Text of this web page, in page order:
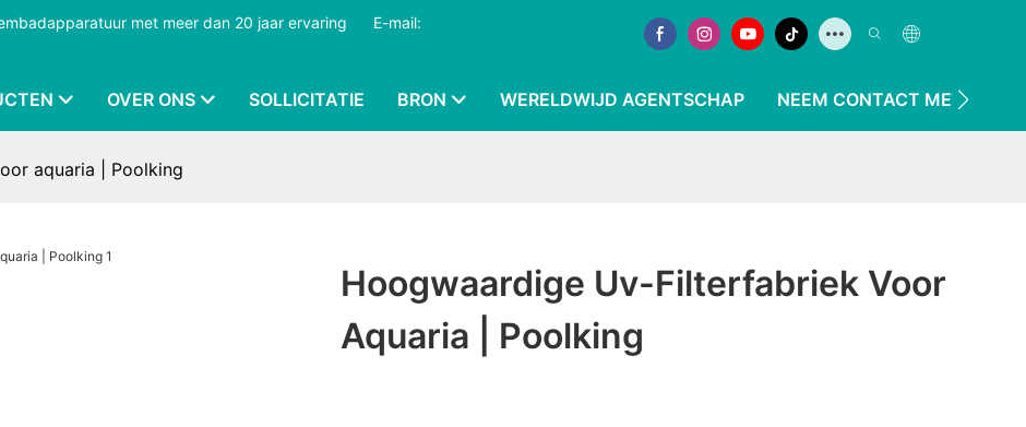
met meer dan 20 jaar ervaring
E-mail:
OVER ONS SOLLICITATIE BRON WERELDWIJD AGENTSCHAP NEEM CONTACT MET ONS
aquaria | Poolking
Hoogwaardige Uv-Filterfabriek Voor
Aquaria | Poolking